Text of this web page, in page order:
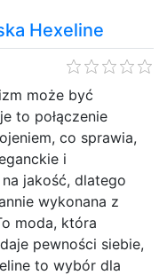
Hexeline
może być
to połączenie
co sprawia,
i
jakość, dlatego
wykonana z
moda, która
pewności siebie,
to wybór dla